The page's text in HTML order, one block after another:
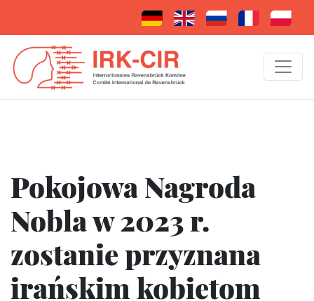
Pokojowa Nagroda
Nobla w 2023 r.
zostanie przyznana
irańskim kobietom